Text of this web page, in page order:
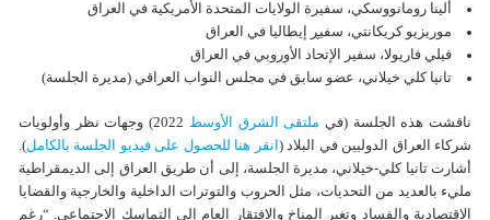
ألینا رومانووسكي، سفیرة الولایات المتحدة الأمریكیة في العراق
موریزیو كریكانتي، سفیڕ إیطالیا في العراق
فیلي فاریولا، سفیر الإتحاد الأوروبي في العراق
تانیا كلي خیلاني، عضو سابق في مجلس النواب العراقي (مدیرة الجلسة)
ناقشت هذه الجلسة (في ملتقی الشرق الأوسط
2022) وجهات نظر وأولويات
شركاء العراق الدوليين في البلاد ( انقر هنا للحصول على فيديو الجلسة بالكامل).
أشارت تانيا کلي-خيلاني، مديرة الجلسة، إلى أن طريق العراق إلى الديمقراطية
مليء بالعديد من التحديات، مثل الحروب والتوترات الداخلية والخارجية والقضايا
الاقتصادية والفساد وتغير المناخ والافتقار العام إلى التماسك الاجتماعي. “رغم